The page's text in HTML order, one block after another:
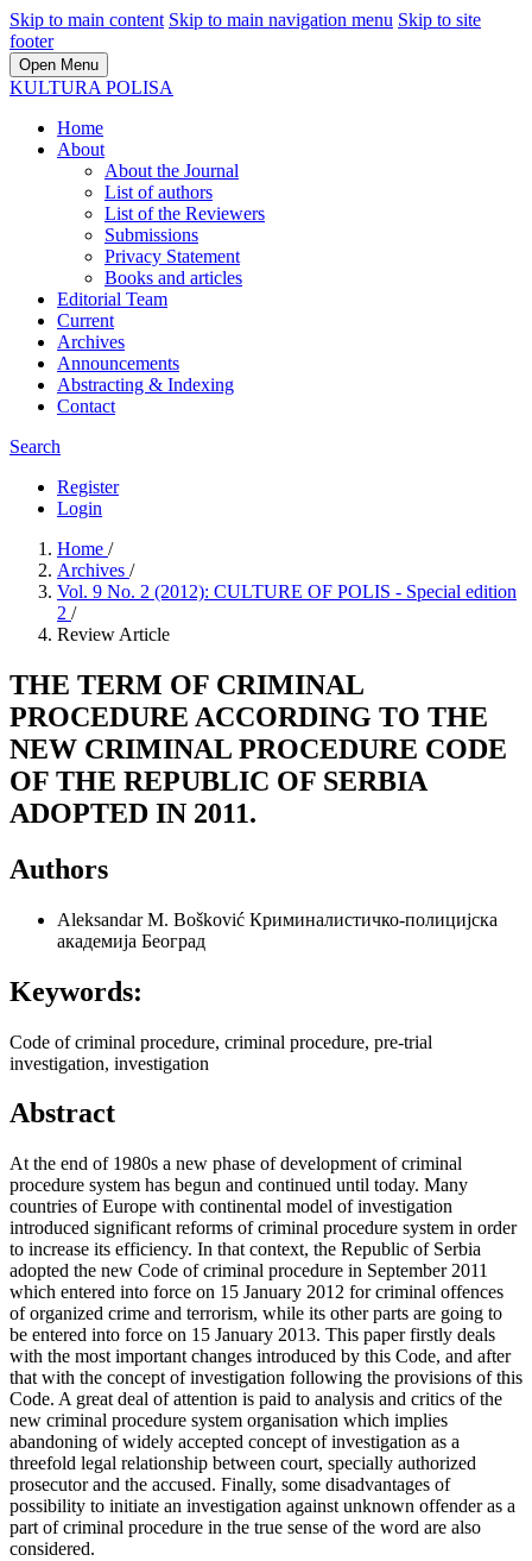
Skip to main content Skip to main navigation menu Skip to site
footer
Open Menu
KULTURA POLISA
Home
About
About the Journal
List of authors
List of the Reviewers
Submissions
Privacy Statement
Books and articles
Editorial Team
Current
Archives
Announcements
Abstracting & Indexing
Contact
Search
Register
Login
Home /
Archives /
Vol. 9 No. 2 (2012): CULTURE OF POLIS - Special edition
2 /
Review Article
THE TERM OF CRIMINAL
PROCEDURE ACCORDING TO THE
NEW CRIMINAL PROCEDURE CODE
OF THE REPUBLIC OF SERBIA
ADOPTED IN 2011.
Authors
Aleksandar M. Bošković Криминалистичко-полицијска
академија Београд
Keywords:
Code of criminal procedure, criminal procedure, pre-trial
investigation, investigation
Abstract
At the end of 1980s a new phase of development of criminal
procedure system has begun and continued until today. Many
countries of Europe with continental model of investigation
introduced significant reforms of criminal procedure system in order
to increase its efficiency. In that context, the Republic of Serbia
adopted the new Code of criminal procedure in September 2011
which entered into force on 15 January 2012 for criminal offences
of organized crime and terrorism, while its other parts are going to
be entered into force on 15 January 2013. This paper firstly deals
with the most important changes introduced by this Code, and after
that with the concept of investigation following the provisions of this
Code. A great deal of attention is paid to analysis and critics of the
new criminal procedure system organisation which implies
abandoning of widely accepted concept of investigation as a
threefold legal relationship between court, specially authorized
prosecutor and the accused. Finally, some disadvantages of
possibility to initiate an investigation against unknown offender as a
part of criminal procedure in the true sense of the word are also
considered.